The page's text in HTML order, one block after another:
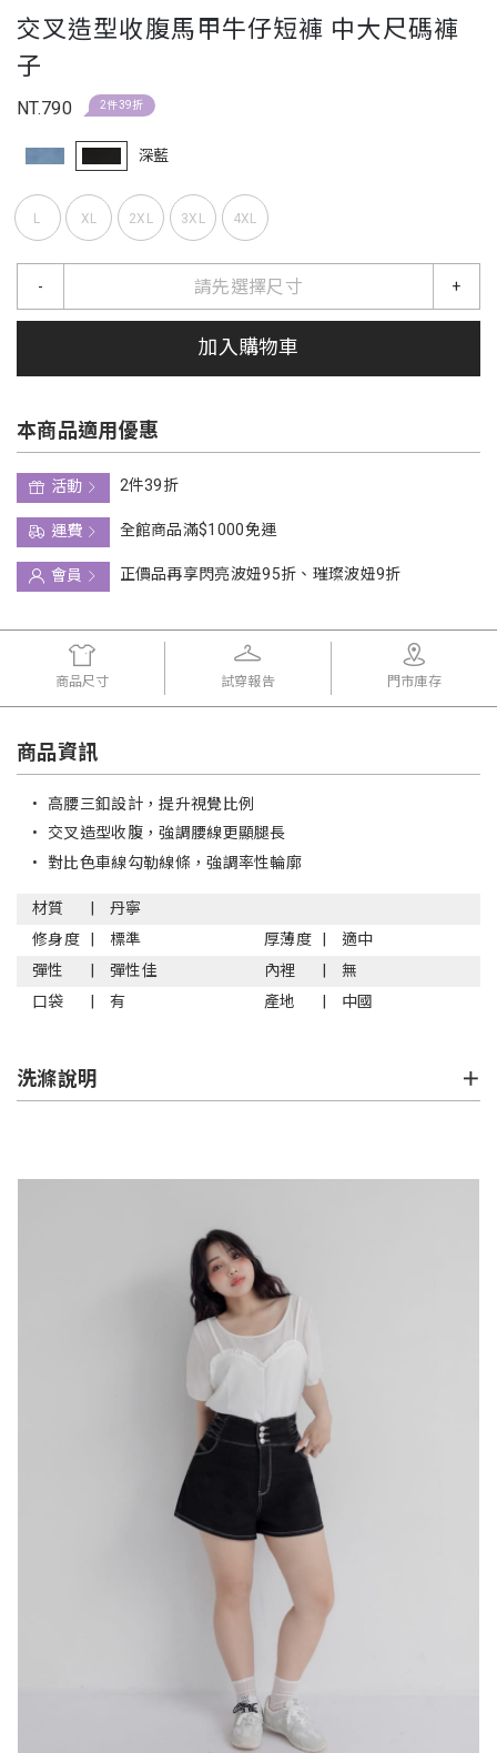
交叉造型收腹馬甲牛仔短褲 中大尺碼褲
子
NT.790 2件39折
深藍
L XL 2XL 3XL 4XL
請先選擇尺寸
- +
加入購物車
本商品適用優惠
活動
2件39折
運費
全館商品滿$1000免運
會員
正價品再享閃亮波妞95折、璀璨波妞9折
商品尺寸 試穿報告 門市庫存
商品資訊
• 高腰三釦設計，提升視覺比例
• 交叉造型收腹，強調腰線更顯腿長
• 對比色車線勾勒線條，強調率性輪廓
材質
丹寧
修身度
標準 厚薄度
適中
彈性
彈性佳 內裡
無
口袋
有 產地 中國
洗滌說明